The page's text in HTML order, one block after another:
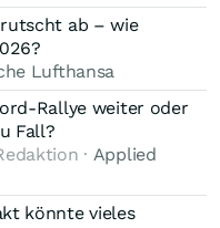
ab – wie
Lufthansa
Rallye weiter oder
Fall?
· Applied
könnte vieles